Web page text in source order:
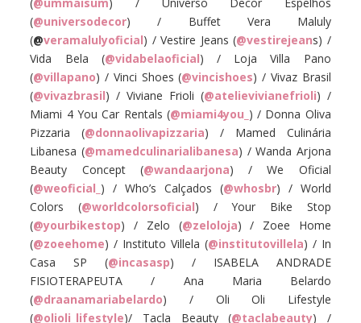
(@universodecor) / Buffet Vera Maluly
(@veramalulyoficial) / Vestire Jeans (@vestirejeans) /
Vida Bela (@vidabelaoficial) / Loja Villa Pano
(@villapano) / Vinci Shoes (@vincishoes) / Vivaz Brasil
(@vivazbrasil) / Viviane Frioli (@atelievivianefrioli) /
Miami 4 You Car Rentals (@miami4you_ ) / Donna Oliva
Pizzaria (@donnaolivapizzaria) / Mamed Culinária
Libanesa (@mamedculinarialibanesa) / Wanda Arjona
Beauty Concept (@wandaarjona) / We Oficial
(@weoficial_ ) / Who’s Calçados (@whosbr) / World
Colors (@worldcolorsoficial) / Your Bike Stop
(@yourbikestop) / Zelo (@zeloloja) / Zoee Home
(@zoeehome) / Instituto Villela (@institutovillela) / In
Casa SP (@incasasp) / ISABELA ANDRADE
FISIOTERAPEUTA / Ana Maria Belardo
(@draanamariabelardo) / Oli Oli Lifestyle
(@olioli_lifestyle)/ Tacla Beauty (@taclabeauty) /